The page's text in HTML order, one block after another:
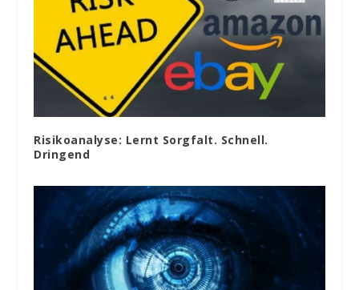
Risikoanalyse: Lernt Sorgfalt. Schnell.
Dringend